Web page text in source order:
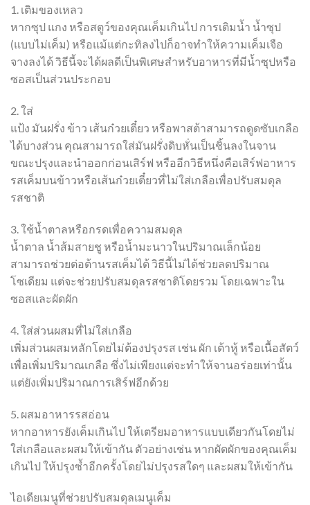
1. เติมของเหลว
หากซุป แกง หรือสตูว์ของคุณเค็มเกินไป การเติมน้ำ น้ำซุป
(แบบไม่เค็ม) หรือแม้แต่กะทิลงไปก็อาจทำให้ความเค็มเจือ
จางลงได้ วิธีนี้จะได้ผลดีเป็นพิเศษสำหรับอาหารที่มีน้ำซุปหรือ
ซอสเป็นส่วนประกอบ
2. ใส่
แป้ง มันฝรั่ง ข้าว เส้นก๋วยเตี๋ยว หรือพาสต้าสามารถดูดซับเกลือ
ได้บางส่วน คุณสามารถใส่มันฝรั่งดิบหั่นเป็นชิ้นลงในจาน
ขณะปรุงและนำออกก่อนเสิร์ฟ หรืออีกวิธีหนึ่งคือเสิร์ฟอาหาร
รสเค็มบนข้าวหรือเส้นก๋วยเตี๋ยวที่ไม่ใส่เกลือเพื่อปรับสมดุล
รสชาติ
3. ใช้น้ำตาลหรือกรดเพื่อความสมดุล
น้ำตาล น้ำส้มสายชู หรือน้ำมะนาวในปริมาณเล็กน้อย
สามารถช่วยต่อต้านรสเค็มได้ วิธีนี้ไม่ได้ช่วยลดปริมาณ
โซเดียม แต่จะช่วยปรับสมดุลรสชาติโดยรวม โดยเฉพาะใน
ซอสและผัดผัก
4. ใส่ส่วนผสมที่ไม่ใส่เกลือ
เพิ่มส่วนผสมหลักโดยไม่ต้องปรุงรส เช่น ผัก เต้าหู้ หรือเนื้อสัตว์
เพื่อเพิ่มปริมาณเกลือ ซึ่งไม่เพียงแต่จะทำให้จานอร่อยเท่านั้น
แต่ยังเพิ่มปริมาณการเสิร์ฟอีกด้วย
5. ผสมอาหารรสอ่อน
หากอาหารยังเค็มเกินไป ให้เตรียมอาหารแบบเดียวกันโดยไม่
ใส่เกลือและผสมให้เข้ากัน ตัวอย่างเช่น หากผัดผักของคุณเค็ม
เกินไป ให้ปรุงซ้ำอีกครั้งโดยไม่ปรุงรสใดๆ และผสมให้เข้ากัน
ไอเดียเมนูที่ช่วยปรับสมดุลเมนูเค็ม